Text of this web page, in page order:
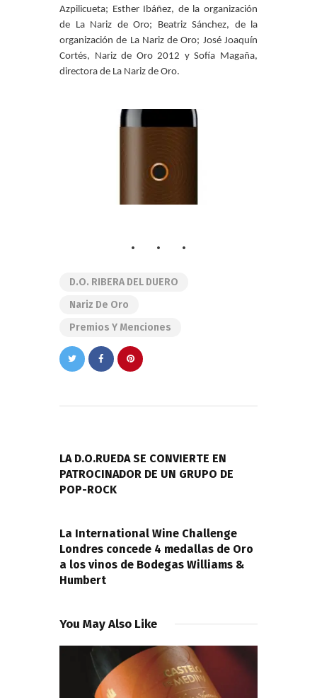
Azpilicueta; Esther Ibáñez, de la organización
de La Nariz de Oro; Beatriz Sánchez, de la
organización de La Nariz de Oro; José Joaquín
Cortés, Nariz de Oro 2012 y Sofía Magaña,
directora de La Nariz de Oro.
D.O. RIBERA DEL DUERO
Nariz De Oro
Premios Y Menciones
entradas
LA D.O.RUEDA SE CONVIERTE EN
PATROCINADOR DE UN GRUPO DE
POP-ROCK
La International Wine Challenge
Londres concede 4 medallas de Oro
a los vinos de Bodegas Williams &
Humbert
You May Also Like